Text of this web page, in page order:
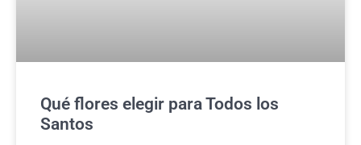
Qué flores elegir para Todos los
Santos